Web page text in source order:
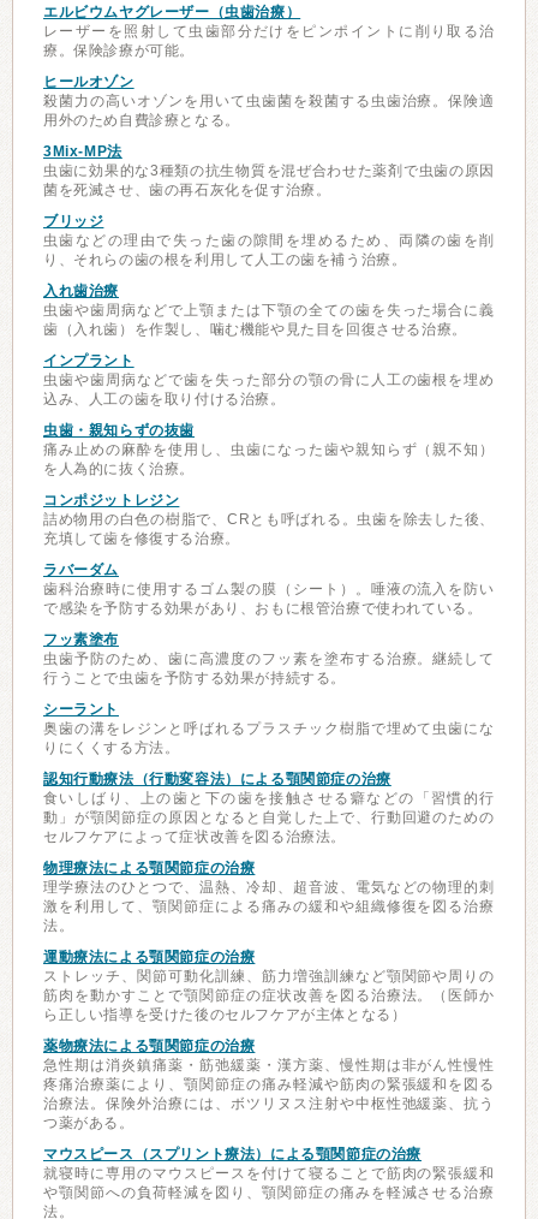
エルビウムヤグレーザー（虫歯治療）
レーザーを照射して虫歯部分だけをピンポイントに削り取る治
療。保険診療が可能。
ヒールオゾン
殺菌力の高いオゾンを用いて虫歯菌を殺菌する虫歯治療。保険適
用外のため自費診療となる。
3Mix-MP法
虫歯に効果的な3種類の抗生物質を混ぜ合わせた薬剤で虫歯の原因
菌を死滅させ、歯の再石灰化を促す治療。
ブリッジ
虫歯などの理由で失った歯の隙間を埋めるため、両隣の歯を削
り、それらの歯の根を利用して人工の歯を補う治療。
入れ歯治療
虫歯や歯周病などで上顎または下顎の全ての歯を失った場合に義
歯（入れ歯）を作製し、噛む機能や見た目を回復させる治療。
インプラント
虫歯や歯周病などで歯を失った部分の顎の骨に人工の歯根を埋め
込み、人工の歯を取り付ける治療。
虫歯・親知らずの抜歯
痛み止めの麻酔を使用し、虫歯になった歯や親知らず（親不知）
を人為的に抜く治療。
コンポジットレジン
詰め物用の白色の樹脂で、CRとも呼ばれる。虫歯を除去した後、
充填して歯を修復する治療。
ラバーダム
歯科治療時に使用するゴム製の膜（シート）。唾液の流入を防い
で感染を予防する効果があり、おもに根管治療で使われている。
フッ素塗布
虫歯予防のため、歯に高濃度のフッ素を塗布する治療。継続して
行うことで虫歯を予防する効果が持続する。
シーラント
奥歯の溝をレジンと呼ばれるプラスチック樹脂で埋めて虫歯にな
りにくくする方法。
認知行動療法（行動変容法）による顎関節症の治療
食いしばり、上の歯と下の歯を接触させる癖などの「習慣的行
動」が顎関節症の原因となると自覚した上で、行動回避のための
セルフケアによって症状改善を図る治療法。
物理療法による顎関節症の治療
理学療法のひとつで、温熱、冷却、超音波、電気などの物理的刺
激を利用して、顎関節症による痛みの緩和や組織修復を図る治療
法。
運動療法による顎関節症の治療
ストレッチ、関節可動化訓練、筋力増強訓練など顎関節や周りの
筋肉を動かすことで顎関節症の症状改善を図る治療法。（医師か
ら正しい指導を受けた後のセルフケアが主体となる）
薬物療法による顎関節症の治療
急性期は消炎鎮痛薬・筋弛緩薬・漢方薬、慢性期は非がん性慢性
疼痛治療薬により、顎関節症の痛み軽減や筋肉の緊張緩和を図る
治療法。保険外治療には、ボツリヌス注射や中枢性弛緩薬、抗う
つ薬がある。
マウスピース（スプリント療法）による顎関節症の治療
就寝時に専用のマウスピースを付けて寝ることで筋肉の緊張緩和
や顎関節への負荷軽減を図り、顎関節症の痛みを軽減させる治療
法。